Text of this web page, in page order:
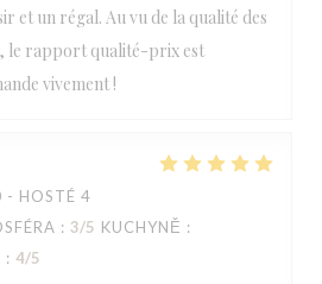
et un régal. Au vu de la qualité des
le rapport qualité-prix est
vivement !
HOSTÉ 4
: 3/5 KUCHYNĚ :
: 4/5